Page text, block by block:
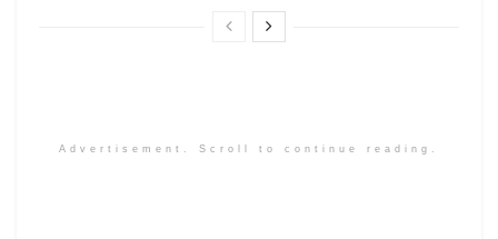
Advertisement. Scroll to continue reading.